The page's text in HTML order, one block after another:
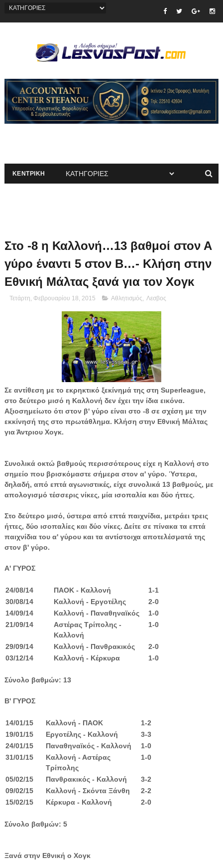
ΚΕΝΤΡΙΚΗ
Στο -8 η Καλλονή…13 βαθμοί στον Α
γύρο έναντι 5 στον Β…- Κλήση στην
Εθνική Μάλτας ξανά για τον Χογκ
Τετάρτη, Φεβρουαρίου 18, 2015 Αθλητισμός Λεσβος
Σε αντίθεση με το εκρηκτικό ξεκίνημά της στη Superleague,
στο δεύτερο μισό η Καλλονή δεν έχει την ίδια εικόνα.
Αξιοσημείωτο ότι στον β' γύρο είναι στο -8 σε σχέση με την
εκκίνησή της στο πρωτάθλημα. Κλήση στην Εθνική Μάλτας
για Άντριου Χογκ.
Συνολικά οκτώ βαθμούς περισσότερους είχε η Καλλονή στο
σημείο που βρισκόμαστε σήμερα στον α' γύρο. Ύστερα,
δηλαδή, από επτά αγωνιστικές, είχε συνολικά 13 βαθμούς, με
απολογισμό τέσσερις νίκες, μία ισοπαλία και δύο ήττες.
Στο δεύτερο μισό, ύστερα από επτά παιχνίδια, μετράει τρεις
ήττες, δύο ισοπαλίες και δύο νίκες. Δείτε σε πίνακα τα επτά
παιχνίδια του α' γύρου και τα αντίστοιχα αποτελέσματά της
στον β' γύρο.
Α' ΓΥΡΟΣ
24/08/14 ΠΑΟΚ - Καλλονή
1-1
30/08/14
Καλλονή - Εργοτέλης
2-0
14/09/14
Καλλονή - Παναθηναϊκός
1-0
21/09/14
Αστέρας Τρίπολης -
Καλλονή
1-0
29/09/14 Καλλονή - Πανθρακικός
2-0
03/12/14
Καλλονή - Κέρκυρα 1-0
Σύνολο βαθμών: 13
Β' ΓΥΡΟΣ
14/01/15 Καλλονή - ΠΑΟΚ
1-2
19/01/15
Εργοτέλης - Καλλονή
3-3
24/01/15
Παναθηναϊκός - Καλλονή
1-0
31/01/15
Καλλονή - Αστέρας
Τρίπολης
1-0
05/02/15 Πανθρακικός - Καλλονή
3-2
09/02/15
Καλλονή - Σκόντα Ξάνθη
2-2
15/02/15
Κέρκυρα - Καλλονή 2-0
Σύνολο βαθμών: 5
Ξανά στην Εθνική ο Χογκ